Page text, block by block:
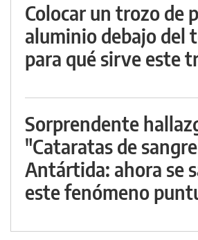
Colocar un trozo de
aluminio debajo del
para qué sirve este
Sorprendente
"Cataratas de
Antártida: ahora se
este fenómeno